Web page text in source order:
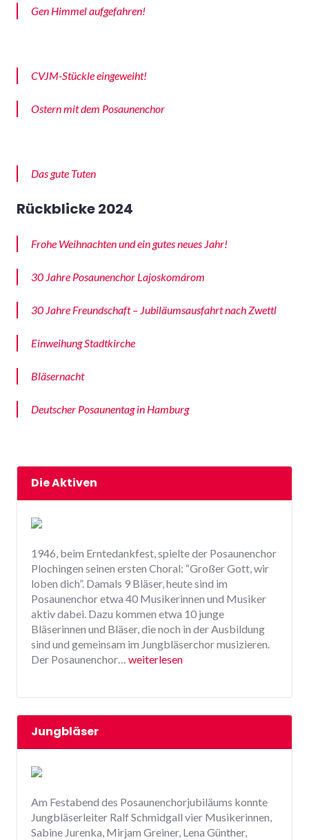
Gen Himmel aufgefahren!
CVJM-Stückle eingeweiht!
Ostern mit dem Posaunenchor
Das gute Tuten
Rückblicke 2024
Frohe Weihnachten und ein gutes neues Jahr!
30 Jahre Posaunenchor Lajoskomárom
30 Jahre Freundschaft – Jubiläumsausfahrt nach Zwettl
Einweihung Stadtkirche
Bläsernacht
Deutscher Posaunentag in Hamburg
Die Aktiven
1946, beim Erntedankfest, spielte der Posaunenchor
Plochingen seinen ersten Choral: “Großer Gott, wir
loben dich”. Damals 9 Bläser, heute sind im
Posaunenchor etwa 40 Musikerinnen und Musiker
aktiv dabei. Dazu kommen etwa 10 junge
Bläserinnen und Bläser, die noch in der Ausbildung
sind und gemeinsam im Jungbläserchor musizieren.
Der Posaunenchor… weiterlesen
Jungbläser
Am Festabend des Posaunenchorjubiläums konnte
Jungbläserleiter Ralf Schmidgall vier Musikerinnen,
Sabine Jurenka, Mirjam Greiner, Lena Günther,